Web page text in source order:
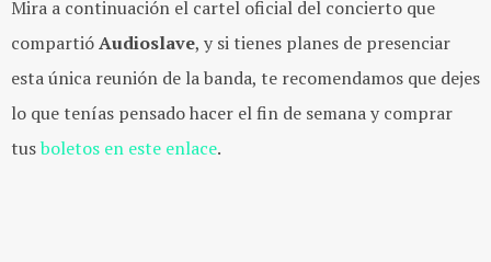
Mira a continuación el cartel oficial del concierto que
compartióAudioslave, y si tienes planes de presenciar
esta única reunión de la banda, te recomendamos que dejes
lo que tenías pensado hacer el fin de semana y comprar
tusboletos en este enlace.